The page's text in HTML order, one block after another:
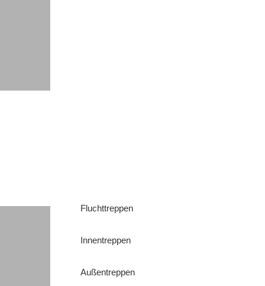
Fluchttreppen
Innentreppen
Außentreppen